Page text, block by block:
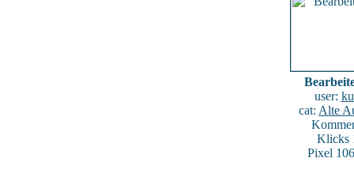
user:
cat: Alte
Klicks
Pixel